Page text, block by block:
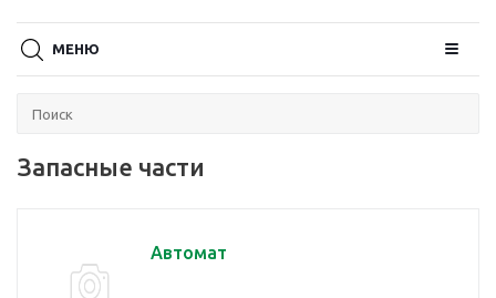
МЕНЮ
Запасные части
Автомат